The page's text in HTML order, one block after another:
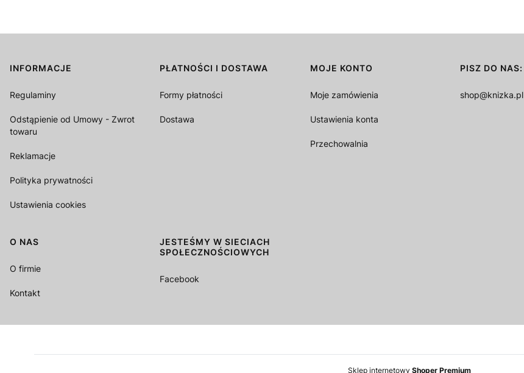
Linki w stopce
INFORMACJE
Regulaminy
Odstąpienie od Umowy - Zwrot
towaru
Reklamacje
Polityka prywatności
Ustawienia cookies
PŁATNOŚCI I DOSTAWA
Formy płatności
Dostawa
MOJE KONTO
Moje zamówienia
Ustawienia konta
Przechowalnia
PISZ DO NAS:
shop@knizka.pl
O NAS
O firmie
Kontakt
JESTEŚMY W SIECIACH
SPOŁECZNOŚCIOWYCH
Facebook
Sklep internetowy Shoper Premium